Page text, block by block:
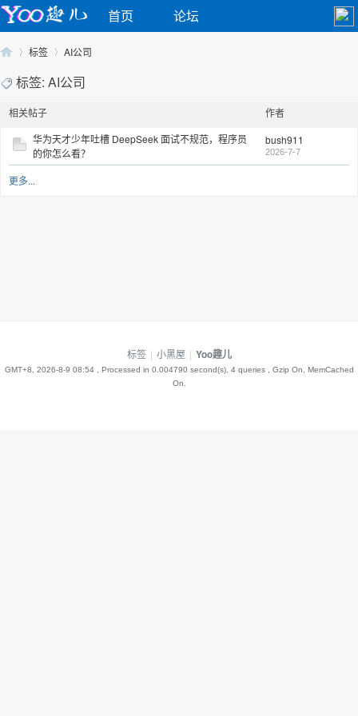
首页 论坛
Yo›
标签 AI公司
标签: AI公司
相关帖子
作者
华为天才少年吐槽 DeepSeek 面试不规范，程序员
的你怎么看？
bush911
2026-7-7
更多...
标签 | 小黑屋 | Yoo趣儿
GMT+8, 2026-8-9 08:54, Processed in 0.004790 second(s), 4 queries , Gzip On, MemCached
On.